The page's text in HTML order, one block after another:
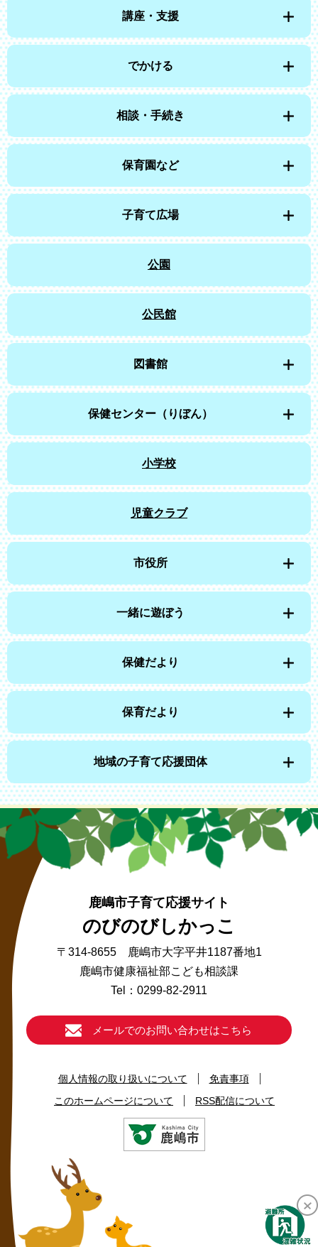
講座・支援
でかける
相談・手続き
保育園など
子育て広場
公園
公民館
図書館
保健センター（りぼん）
小学校
児童クラブ
市役所
一緒に遊ぼう
保健だより
保育だより
地域の子育て応援団体
鹿嶋市子育て応援サイト
のびのびしかっこ
〒314-8655 鹿嶋市大字平井1187番地1
鹿嶋市健康福祉部こども相談課
Tel：0299-82-2911
メールでのお問い合わせはこちら
個人情報の取り扱いについて
免責事項
このホームページについて
RSS配信について